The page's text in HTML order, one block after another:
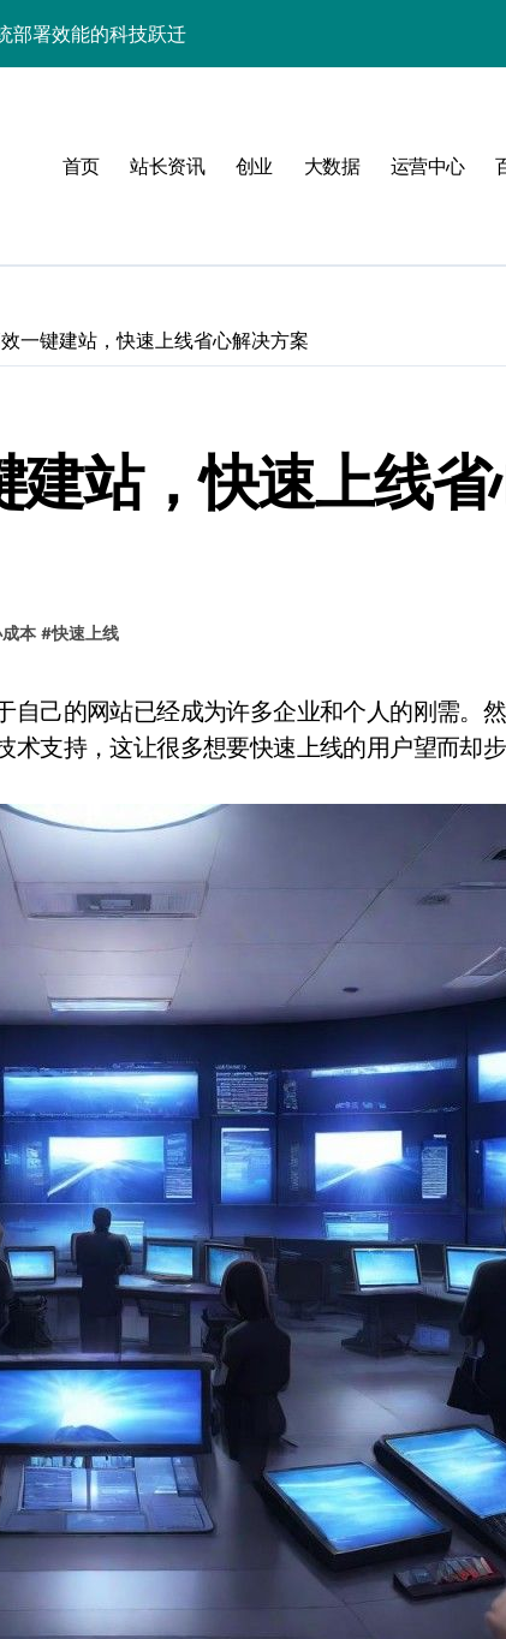
造服务器高效运维实战指南
器高效部署与智能编排革新
高效编排促服务器性能飙升
端体验
首页 站长资讯 创业 大数据 运营中心
一键建站，快速上线省心解决方案
建站，快速上线
本 #快速上线
支持，这让很多想要快速上线的用户望而却步